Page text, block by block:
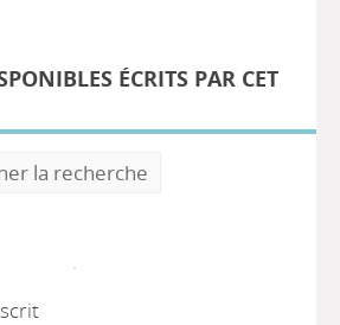
ÉCRITS PAR CET
la recherche